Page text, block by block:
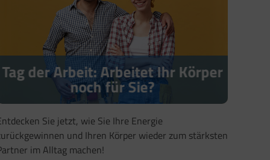
Tag der Arbeit: Arbeitet Ihr Körper
noch für Sie?
Sie jetzt, wie Sie Ihre Energie
und Ihren Körper wieder zum stärksten
im Alltag machen!